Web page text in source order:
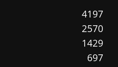
4197
2570
1429
697